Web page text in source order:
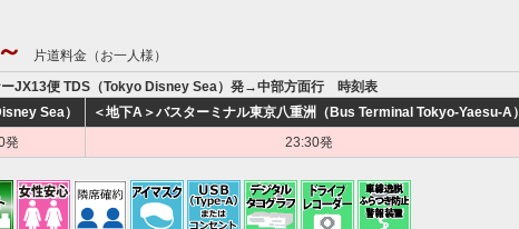
片道料金（お一人様）
JX13便 TDS（Tokyo Disney Sea）発→中部方面行 時刻表
Sea）
＜地下A＞バスターミナル東京八重洲（Bus Terminal Tokyo-Yaesu-A）
発
23:30発